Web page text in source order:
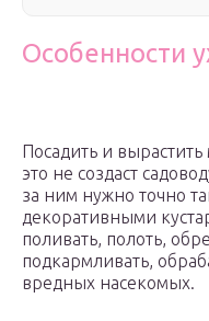
Особенности
Посадить и
это не создаст
за ним нужно точно
декоративными
поливать, полоть,
подкармливать,
вредных насекомых.